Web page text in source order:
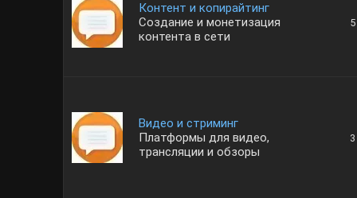
Контент и копирайтинг
Создание и монетизация
контента в сети
5
Видео и стриминг
Платформы для видео,
трансляции и обзоры
3